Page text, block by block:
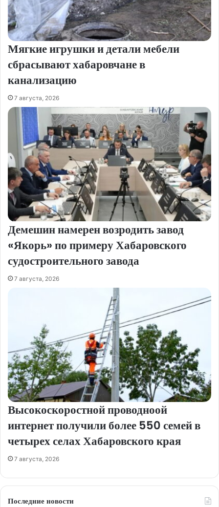
Мягкие игрушки и детали мебели
сбрасывают хабаровчане в
канализацию
7 августа, 2026
Демешин намерен возродить завод
«Якорь» по примеру Хабаровского
судостроительного завода
7 августа, 2026
Высокоскоростной проводноой
интернет получили более 550 семей в
четырех селах Хабаровского края
7 августа, 2026
Последние новости